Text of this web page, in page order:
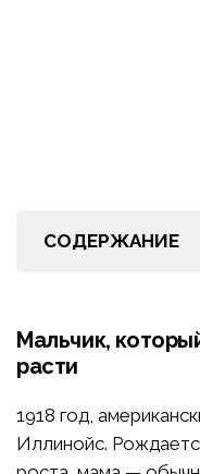
СОДЕРЖАНИЕ
Мальчик,
расти
1918 год,
Иллинойс.